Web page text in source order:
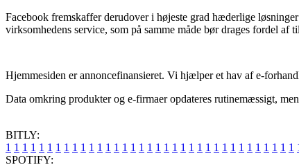
Facebook fremskaffer derudover i højeste grad hæderlige
virksomhedens service, som på samme måde bør drages fordel af
Hjemmesiden er annoncefinansieret. Vi hjælper et hav af e-
Data omkring produkter og e-firmaer opdateres rutinemæssigt,
BITLY:
1 1 1 1 1 1 1 1 1 1 1 1 1 1 1 1 1 1 1 1 1 1 1 1 1 1 1 1 1 1 1 1 1 1 1
SPOTIFY: